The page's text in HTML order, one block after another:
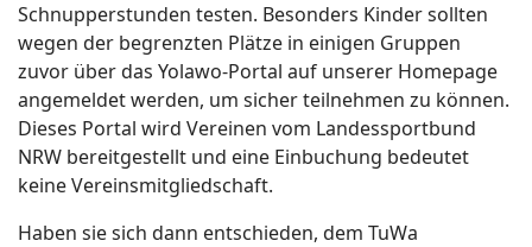
Schnupperstunden testen. Besonders Kinder sollten
wegen der begrenzten Plätze in einigen Gruppen
zuvor über das Yolawo-Portal auf unserer Homepage
angemeldet werden, um sicher teilnehmen zu können.
Dieses Portal wird Vereinen vom Landessportbund
NRW bereitgestellt und eine Einbuchung bedeutet
keine Vereinsmitgliedschaft.
Haben sie sich dann entschieden, dem TuWa